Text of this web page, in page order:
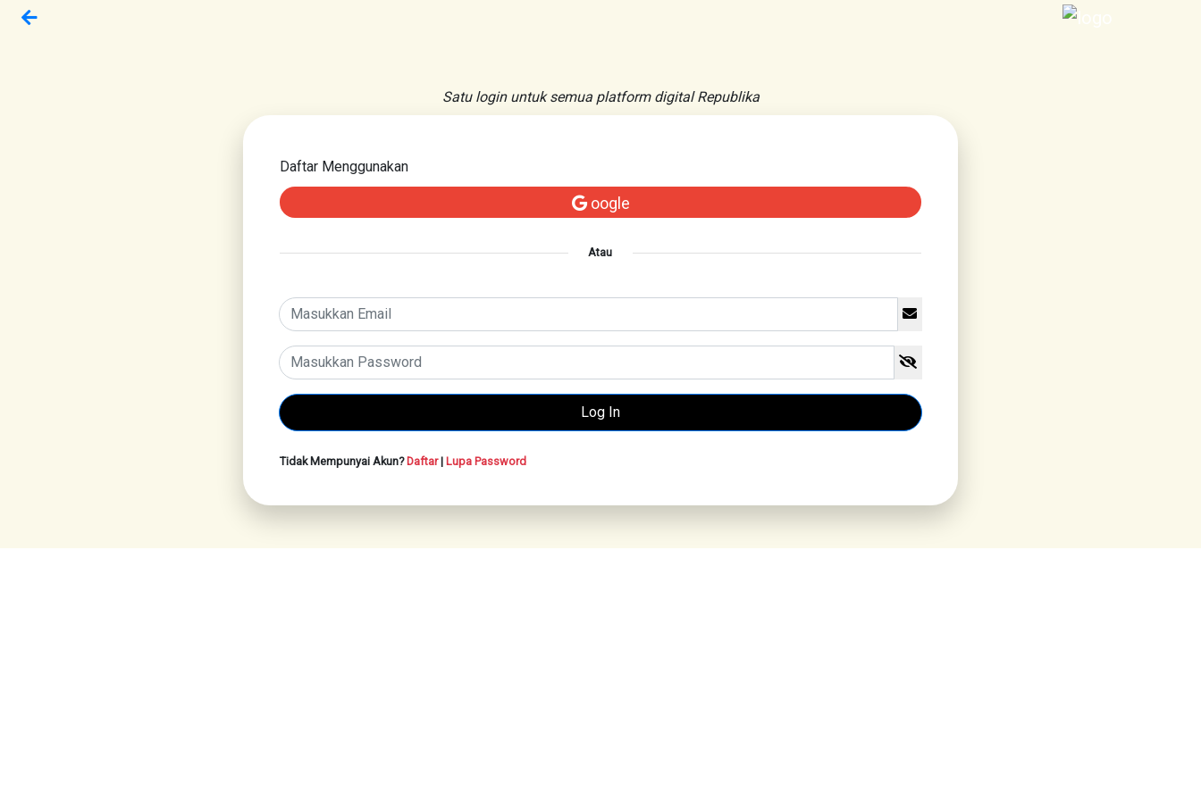
Satu login untuk semua platform digital Republika
Daftar Menggunakan
oogle
Atau
Tidak Mempunyai Akun?Daftar| Lupa Password